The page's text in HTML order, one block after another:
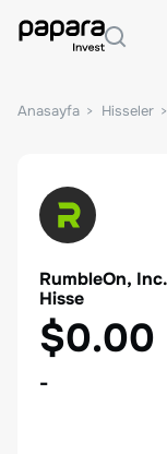
Anasayfa Hisseler
RumbleOn,
Hisse
$0.00
-